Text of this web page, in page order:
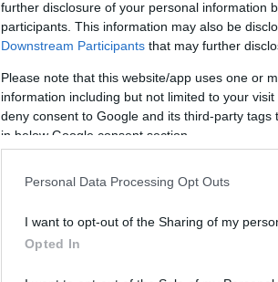
further disclosure of your personal information
participants. This information may also be
Downstream Participants that may further
Please note that this website/app uses one or
information including but not limited to your
deny consent to Google and its third-party
in below Google consent section.
Personal Data Processing Opt Outs
I want to opt-out of the Sharing of my
Opted In